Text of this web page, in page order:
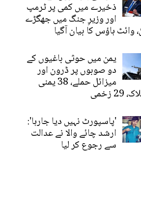
ذخیرے میں کمی پر ٹرمپ
اور وزیرِ جنگ میں جھگڑے
وائٹ ہاؤس کا بیان آگیا
یمن میں حوثی باغیوں کے
دو صوبوں پر ڈرون اور
میزائل حملے، 38 یمنی
زخمی
'پاسپورٹ نہیں دیا جارہا':
ارشد چائے والا نے عدالت
سے رجوع کر لیا